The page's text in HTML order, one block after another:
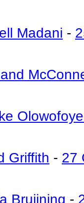
Madani -
Griffith - 27
Bruijning -